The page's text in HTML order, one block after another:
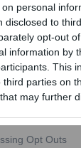
personal
disclosed to
opt-out
information by
This
third parties on
that may further
app uses one
Opt Outs
εφαρμογές